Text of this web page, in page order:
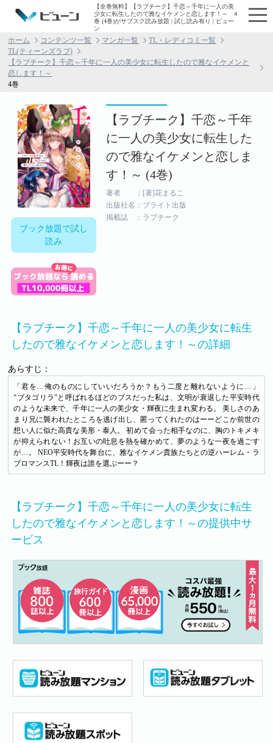
【全巻無料】【ラブチーク】千恋～千年に一人の美
少女に転生したので雅なイケメンと恋します！～ 4
巻 (4巻)がサブスク読み放題 | 試し読み有り | ビュー
ン
ホーム コンテンツ一覧 マンガ一覧
TL・レディコミ一覧
TL(ティーンズラブ)
【ラブチーク】千恋～千年に一人の美少女に転生したので雅なイケメンと
恋します！～
4巻
ブック放題で試し
読み
【ラブチーク】千恋～千年
に一人の美少女に転生した
ので雅なイケメンと恋しま
す！～ (4巻)
著者 ：[著]花まるこ
出版社名：ブライト出版
掲載誌 ：ラブチーク
【ラブチーク】千恋～千年に一人の美少女に転生
したので雅なイケメンと恋します！～の詳細
あらすじ：
「君を…俺のものにしていいだろうか？もう二度と離れないように…」
“ブタゴリラ”と呼ばれるほどのブスだった私は、文明が衰退した平安時代
のような未来で、千年に一人の美少女・輝夜に生まれ変わる。 美しさのあ
まり兄に襲われたところを逃げ出し、匿ってくれたのはーーどこか前世の
想い人に似た高貴な美形・泰人。 初めて会った相手なのに、胸のトキメキ
が抑えられない！お互いの吐息を熱を確かめて、夢のような一夜を過ごす
が…。 NEO平安時代を舞台に、雅なイケメン貴族たちとの逆ハーレム・ラ
ブロマンスTL！輝夜は誰を選ぶーー？
【ラブチーク】千恋～千年に一人の美少女に転生
したので雅なイケメンと恋します！～の提供中サ
ービス